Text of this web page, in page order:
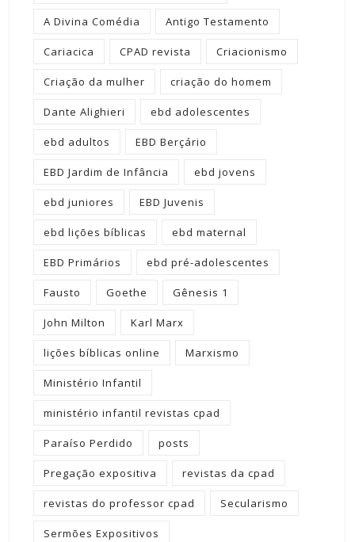
A Divina Comédia Antigo Testamento
Cariacica CPAD revista Criacionismo
Criação da mulher criação do homem
Dante Alighieri ebd adolescentes
ebd adultos EBD Berçário
EBD Jardim de Infância ebd jovens
ebd juniores EBD Juvenis
ebd lições bíblicas ebd maternal
EBD Primários ebd pré-adolescentes
Fausto Goethe Gênesis 1
John Milton Karl Marx
lições bíblicas online Marxismo
Ministério Infantil
ministério infantil revistas cpad
Paraíso Perdido posts
Pregação expositiva revistas da cpad
revistas do professor cpad Secularismo
Sermões Expositivos